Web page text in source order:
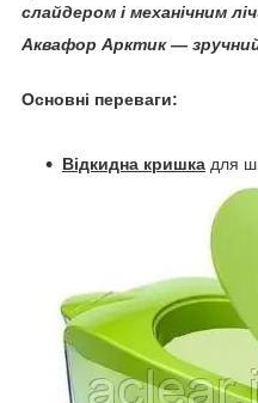
слайдером і механічним
Аквафор Арктик —
Основні переваги:
Відкидна кришка для